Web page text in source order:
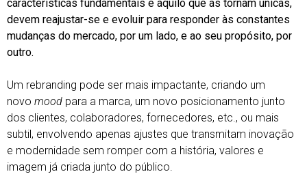
características fundamentais e aquilo que as tornam únicas,
devem reajustar-se e evoluir para responder às constantes
mudanças do mercado, por um lado, e ao seu propósito, por
outro.
Um rebranding pode ser mais impactante, criando um
novo mood para a marca, um novo posicionamento junto
dos clientes, colaboradores, fornecedores, etc., ou mais
subtil, envolvendo apenas ajustes que transmitam inovação
e modernidade sem romper com a história, valores e
imagem já criada junto do público.